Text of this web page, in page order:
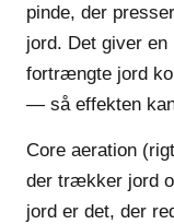
pinde, der
jord. Det giver
fortrængte jord
— så effekten
Core aeration
der trækker jord
jord er det, der